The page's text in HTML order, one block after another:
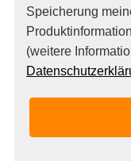
Speicherung
(weitere